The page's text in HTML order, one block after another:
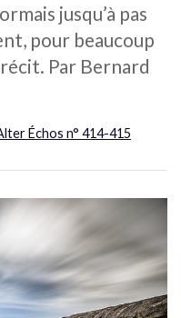
jusqu’à pas
pour beaucoup
Par Bernard
Échos n° 414-415